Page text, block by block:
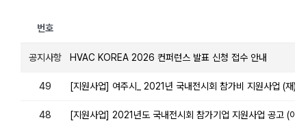
번호
공지사항 HVAC KOREA 2026 컨퍼런스 발표 신청 접수 안내
49 [지원사업] 여주시_ 2021년 국내전시회 참가비 지원사업 (
48 [지원사업] 2021년도 국내전시회 참가기업 지원사업 공고 (